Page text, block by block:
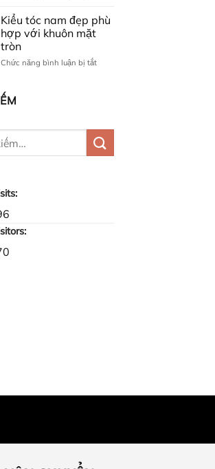
vào
tháng
11
tặng
gì
Kiểu tóc nam đẹp phù
hợp với khuôn mặt
tròn
Chức năng bình luận bị tắtở
hợp
với
khuôn